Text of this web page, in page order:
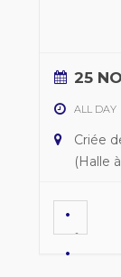
25
ALL DAY
Criée
(Halle